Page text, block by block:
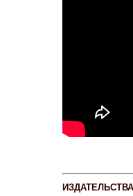
ИЗДАТЕЛЬСТВА